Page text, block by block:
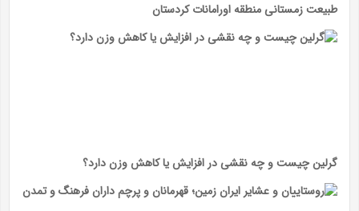
طبیعت زمستانی منطقه اورامانات کردستان
گرلین چیست و چه نقشی در افزایش یا کاهش وزن دارد؟